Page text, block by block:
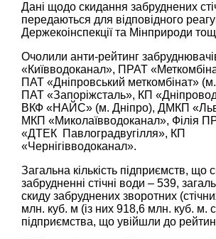
Дані щодо скидання забруднених
передаються для відповідного
Держекоінспекції та Мінприроди
Очолили анти-рейтинг
«Київводоканал», ПРАТ
ПАТ «Днiпровський меткомбінат»
ПАТ «Запорiжсталь», КП
ВКФ «НАЙС» (м. Днiпро), ДМКП
МКП «Миколаївводоканал», Фiлiя
«ДТЕК Павлоградвугiлля», КП
«Чернiгiвводоканал».
Загальна кількість підприємств, що
забрудненні стічні води – 539,
скиду забруднених зворотних
млн. куб. м (із них 918,6 млн. куб. м.
підприємства, що увійшли до